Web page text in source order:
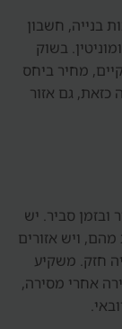
בנייה, חשבון
בשוק
מחיר ביחס
כזאת, גם אזור
ובזמן סביר. יש
ויש אזורים
חזק. משקיע
אחרי מסירה,